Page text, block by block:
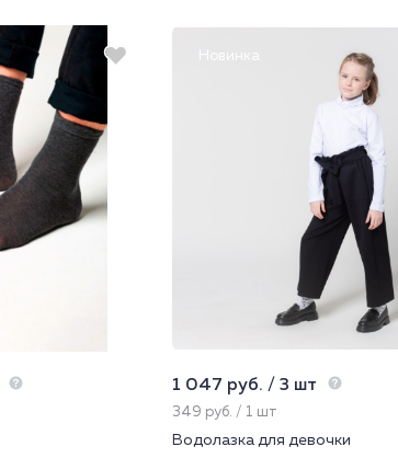
Новинка
1 047 руб. / 3 шт
349 руб. / 1 шт
Водолазка для девочки